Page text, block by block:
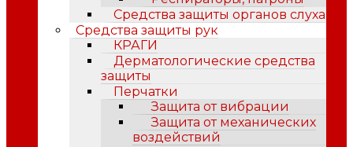
Средства защиты органов слуха
Средства защиты рук
КРАГИ
Дерматологические средства
защиты
Перчатки
Защита от вибрации
Защита от механических
воздействий